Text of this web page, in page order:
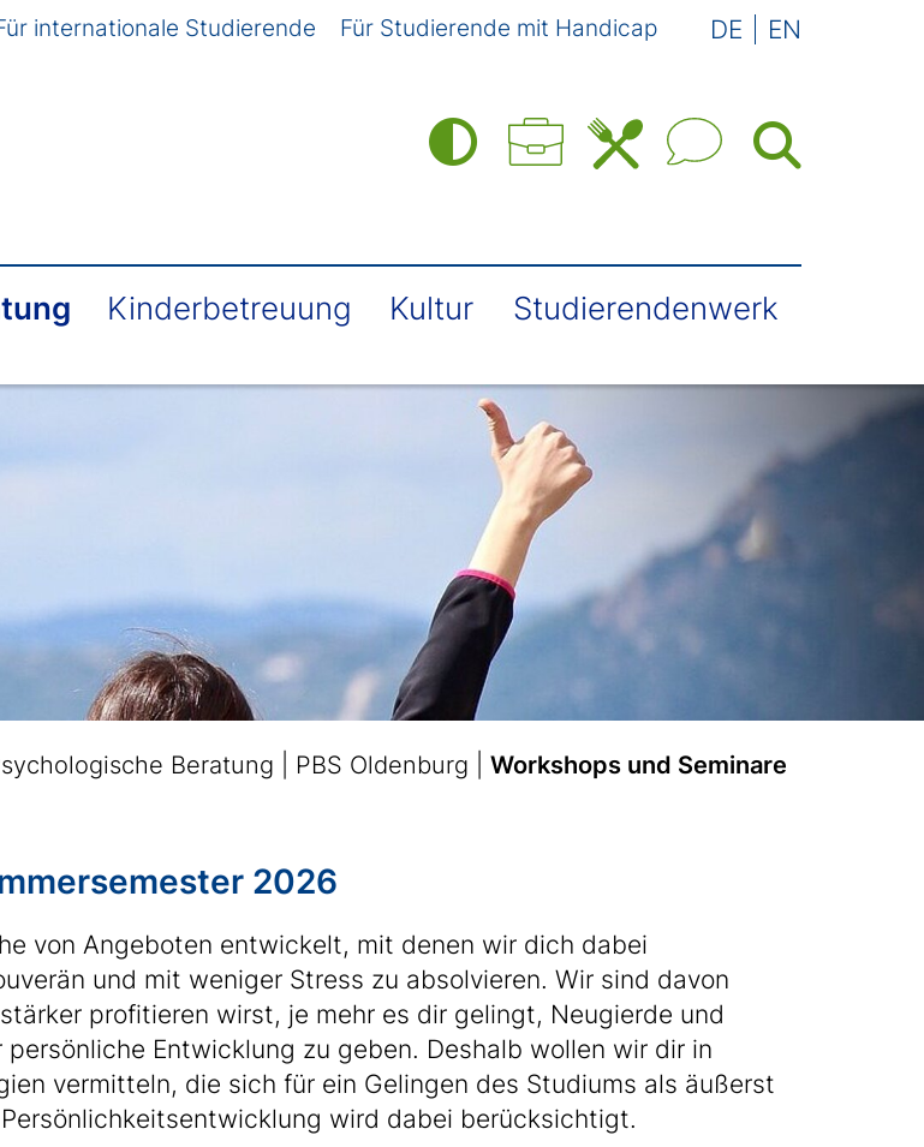
internationale Studierende Für Studierende mit Handicap DE EN
Kinderbetreuung Kultur Studierendenwerk
Beratung PBS Oldenburg Workshops und Seminare
2026
von Angeboten entwickelt, mit denen wir dich dabei
und mit weniger Stress zu absolvieren. Wir sind davon
profitieren wirst, je mehr es dir gelingt, Neugierde und
Entwicklung zu geben. Deshalb wollen wir dir in
vermitteln, die sich für ein Gelingen des Studiums als äußerst
wird dabei berücksichtigt.